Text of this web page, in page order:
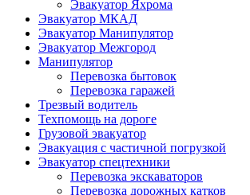
Эвакуатор Яхрома
Эвакуатор МКАД
Эвакуатор Манипулятор
Эвакуатор Межгород
Манипулятор
Перевозка бытовок
Перевозка гаражей
Трезвый водитель
Техпомощь на дороге
Грузовой эвакуатор
Эвакуация с частичной погрузкой
Эвакуатор спецтехники
Перевозка экскаваторов
Перевозка дорожных катков